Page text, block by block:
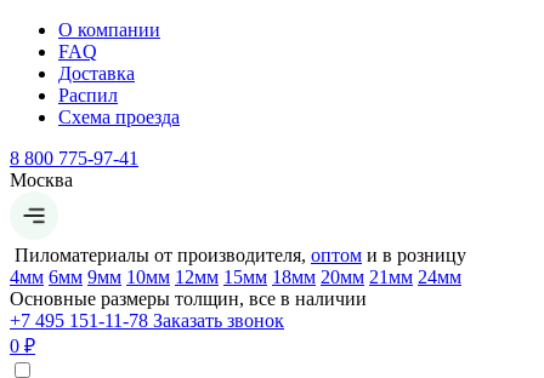
О компании
FAQ
Доставка
Распил
Схема проезда
8 800 775-97-41
Москва
Пиломатериалы от производителя, оптом и в розницу
4мм 6мм 9мм 10мм 12мм 15мм 18мм 20мм 21мм 24мм
Основные размеры толщин, все в наличии
+7 495 151-11-78 Заказать звонок
0 ₽